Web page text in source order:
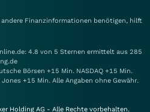
Finanzinformationen benötigen, hilft
4.8 von 5 Sternen ermittelt aus 285
Börsen +15 Min. NASDAQ +15 Min.
+15 Min. Alle Angaben ohne Gewähr.
Holding AG - Alle Rechte vorbehalten.